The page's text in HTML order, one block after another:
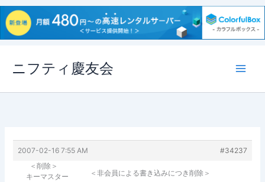
ス
ニフティ慶友会
2007-02-16 7:55 AM
#34237
＜削除＞
キーマスター
＜非会員による書き込みにつき削除＞